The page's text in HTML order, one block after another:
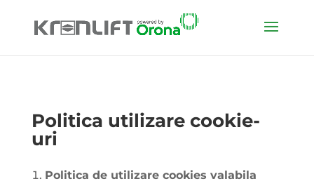
Politica utilizare cookie-
uri
Politica de utilizare cookies valabila